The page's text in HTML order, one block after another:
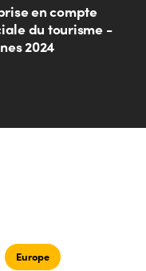
en compte
du tourisme -
2024
Europe